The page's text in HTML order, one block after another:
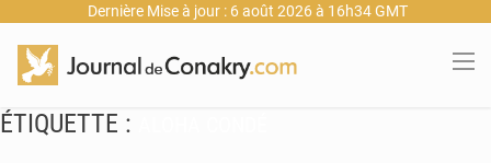
Dernière Mise à jour : 6 août 2026 à 16h34 GMT
ÉTIQUETTE :